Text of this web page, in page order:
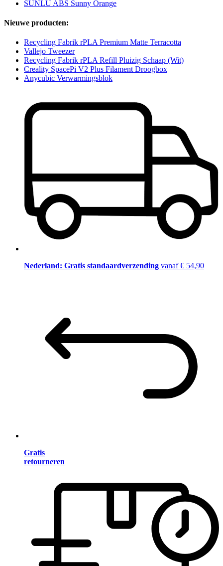
SUNLU ABS Sunny Orange
Nieuwe producten:
Recycling Fabrik rPLA Premium Matte Terracotta
Vallejo Tweezer
Recycling Fabrik rPLA Refill Pluizig Schaap (Wit)
Creality SpacePi V2 Plus Filament Droogbox
Anycubic Verwarmingsblok
Nederland: Gratis standaardverzending vanaf € 54,90
Gratis
retourneren